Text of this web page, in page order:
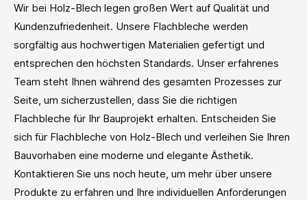
Wir bei Holz-Blech legen großen Wert auf Qualität und
Kundenzufriedenheit. Unsere Flachbleche werden
sorgfältig aus hochwertigen Materialien gefertigt und
entsprechen den höchsten Standards. Unser erfahrenes
Team steht Ihnen während des gesamten Prozesses zur
Seite, um sicherzustellen, dass Sie die richtigen
Flachbleche für Ihr Bauprojekt erhalten. Entscheiden Sie
sich für Flachbleche von Holz-Blech und verleihen Sie Ihren
Bauvorhaben eine moderne und elegante Ästhetik.
Kontaktieren Sie uns noch heute, um mehr über unsere
Produkte zu erfahren und Ihre individuellen Anforderungen